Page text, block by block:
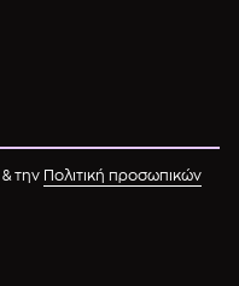
& την Πολιτική προσωπικών